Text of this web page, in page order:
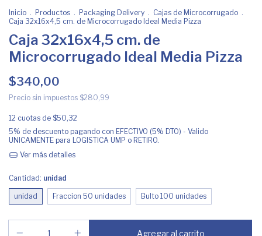
Inicio . Productos . Packaging Delivery . Cajas de Microcorrugado .
Caja 32x16x4,5 cm. de Microcorrugado Ideal Media Pizza
Caja 32x16x4,5 cm. de
Microcorrugado Ideal Media Pizza
$340,00
Precio sin impuestos $280,99
12 cuotas de $50,32
5% de descuento pagando con EFECTIVO (5% DTO) - Valido
UNICAMENTE para LOGISTICA UMP o RETIRO.
Ver más detalles
Cantidad: unidad
unidad Fraccion 50 unidades Bulto 100 unidades